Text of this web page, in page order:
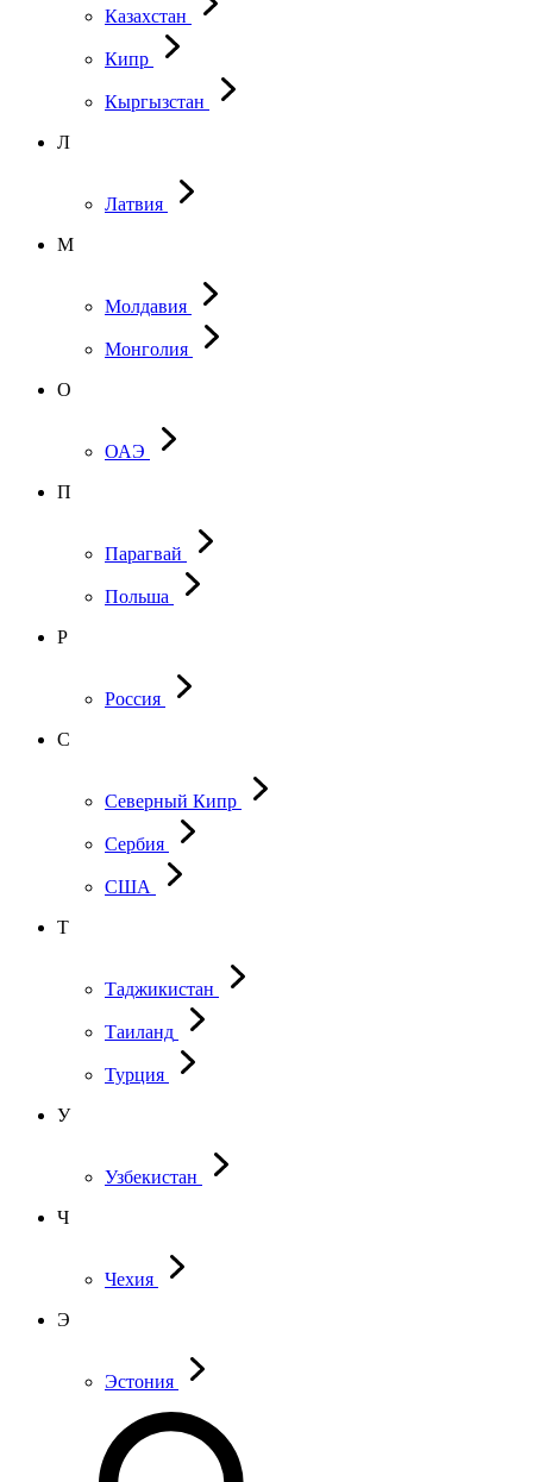
Казахстан
Кипр
Кыргызстан
Л
Латвия
М
Молдавия
Монголия
О
ОАЭ
П
Парагвай
Польша
Р
Россия
С
Северный Кипр
Сербия
США
Т
Таджикистан
Таиланд
Турция
У
Узбекистан
Ч
Чехия
Э
Эстония